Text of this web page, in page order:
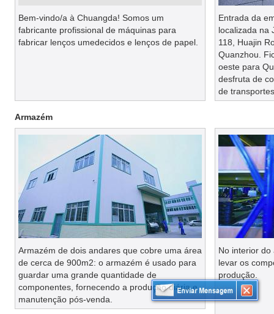
Bem-vindo/a à Chuangda! Somos um
fabricante profissional de máquinas para
fabricar lenços umedecidos e lenços de papel.
Entrada da
localizada na
118, Huajin
Quanzhou.
oeste para
desfruta de
de
Armazém
Armazém de dois andares que cobre uma área
de cerca de 900m2: o armazém é usado para
guardar uma grande quantidade de
componentes, fornecendo a produção diária e
manutenção pós-venda.
No interior
levar os
produção.